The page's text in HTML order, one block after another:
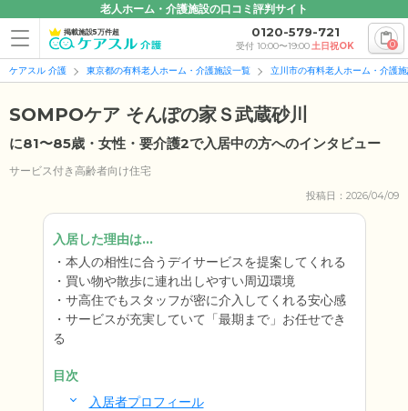
老人ホーム・介護施設の口コミ評判サイト
掲載施設5万件超 0120-579-721
受付 10:00〜19:00土日祝OK 0
ケアスル 介護 東京都の有料老人ホーム・介護施設一覧 立川市の有料老人ホーム・介護
SOMPOケア そんぽの家Ｓ武蔵砂川
に81〜85歳・女性・要介護2で入居中の方へのインタビュー
サービス付き高齢者向け住宅
投稿日：2026/04/09
入居した理由は...
本人の相性に合うデイサービスを提案してくれる
買い物や散歩に連れ出しやすい周辺環境
サ高住でもスタッフが密に介入してくれる安心感
サービスが充実していて「最期まで」お任せでき
る
目次
入居者プロフィール